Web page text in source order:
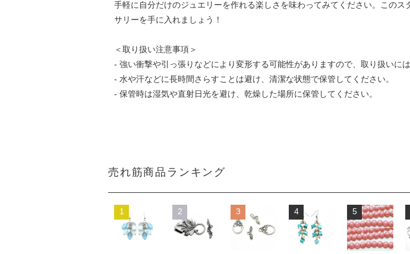
手軽に自分だけのジュエリーを作れる楽しさを味わってみてください。この
サリーを手に入れましょう！
＜取り扱い注意事項＞
- 強い衝撃や引っ張りなどにより変形する可能性がありますので、取り扱いには
- 水や汗などに長時間さらすことは避け、清潔な状態で保管してください。
- 保管時は湿気や直射日光を避け、乾燥した場所に保管してください。
売れ筋商品ランキング
1 2 3 4 5